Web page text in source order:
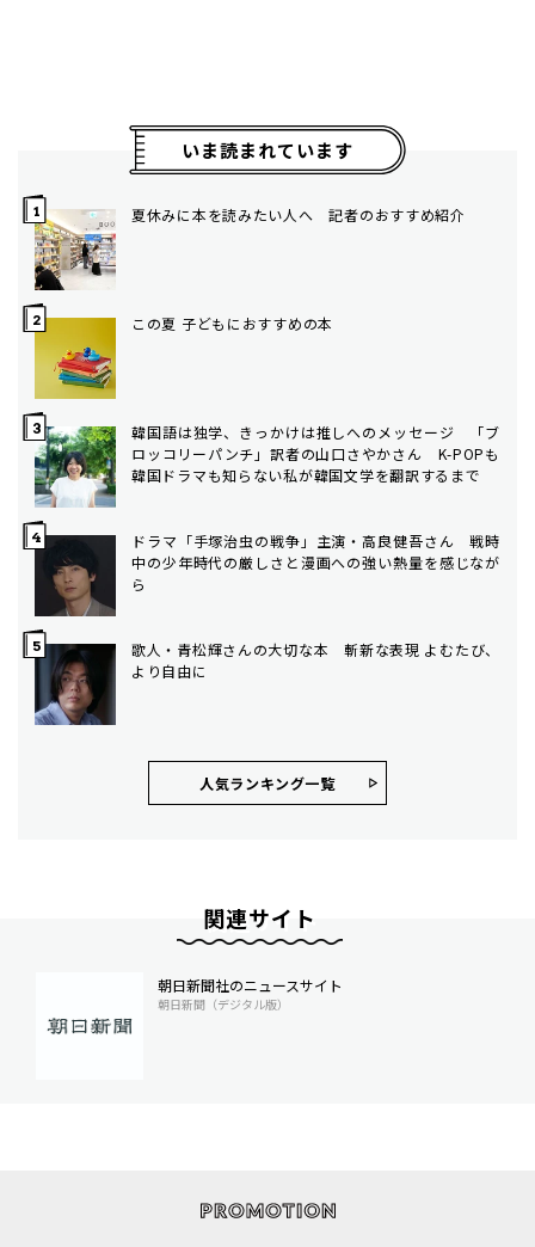
いま読まれています
夏休みに本を読みたい人へ 記者のおすすめ紹介
この夏 子どもにおすすめの本
韓国語は独学、きっかけは推しへのメッセージ 「ブ
ロッコリーパンチ」訳者の山口さやかさん K-POPも
韓国ドラマも知らない私が韓国文学を翻訳するまで
ドラマ「手塚治虫の戦争」主演・高良健吾さん 戦時
中の少年時代の厳しさと漫画への強い熱量を感じなが
ら
歌人・青松輝さんの大切な本 斬新な表現 よむたび、
より自由に
人気ランキング⼀覧
関連サイト
朝日新聞社のニュースサイト
朝日新聞（デジタル版）